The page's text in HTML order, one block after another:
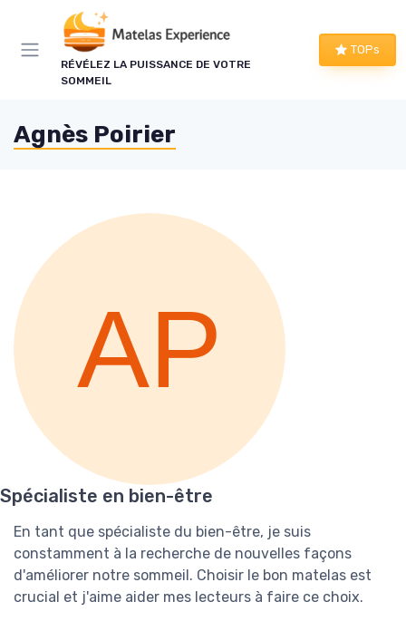
RÉVÉLEZ LA PUISSANCE DE VOTRE
SOMMEIL
TOPs
Agnès Poirier
Spécialiste en bien-être
En tant que spécialiste du bien-être, je suis
constamment à la recherche de nouvelles façons
d'améliorer notre sommeil. Choisir le bon matelas est
crucial et j'aime aider mes lecteurs à faire ce choix.
Panneau de gestion des cookies